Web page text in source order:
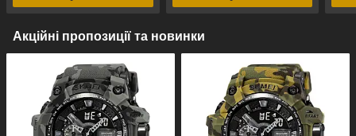
Акційні пропозиції та новинки